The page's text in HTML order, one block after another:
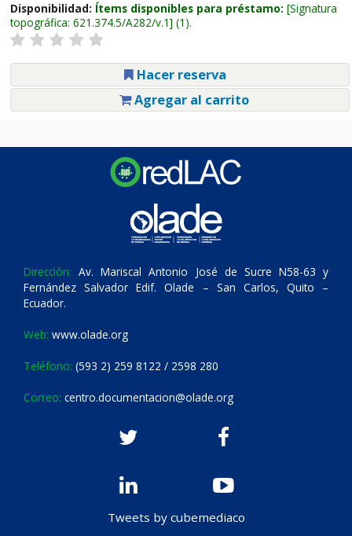
Disponibilidad: Ítems disponibles para préstamo: Signatura
topográfica: 621.374.5/A282/v.1 (1).
Hacer reserva
Agregar al carrito
Dirección: Av. Mariscal Antonio José de Sucre N58-63 y
Fernández Salvador Edif. Olade – San Carlos, Quito –
Ecuador.
Web: www.olade.org
Teléfono: (593 2) 259 8122 / 2598 280
Correo: centro.documentacion@olade.org
Tweets by cubemediaco